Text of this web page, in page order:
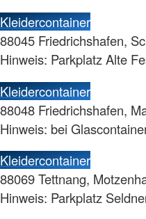
Kleidercontainer
88045 Friedrichshafen,
Hinweis: Parkplatz Alte
Kleidercontainer
88048 Friedrichshafen,
Hinweis: bei
Kleidercontainer
88069 Tettnang,
Hinweis: Parkplatz